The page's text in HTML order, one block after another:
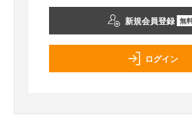
新規会員登録 無
ログイン